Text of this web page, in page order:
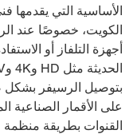
الأساسية التي يقدمها
الكويت، خصوصًا عند
أجهزة التلفاز أو
بتوصيل الرسيفر
على الأقمار الصناعية
القنوات بطريقة